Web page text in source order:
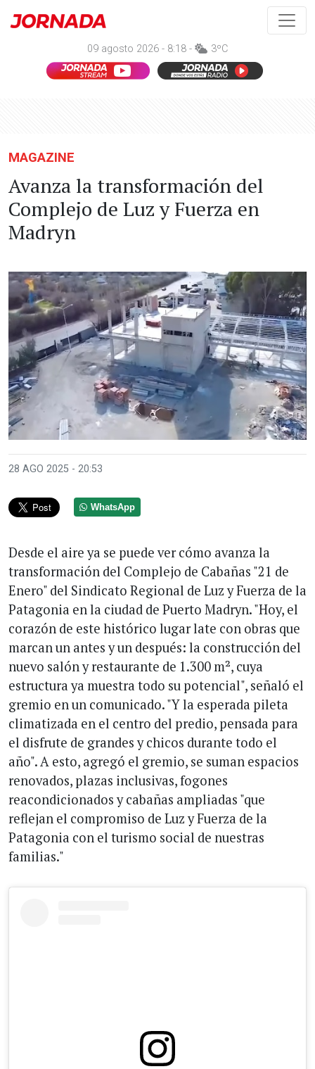
09 agosto 2026 - 8:18 - 3ºC
MAGAZINE
Avanza la transformación del
Complejo de Luz y Fuerza en
Madryn
28 AGO 2025 - 20:53
WhatsApp
Desde el aire ya se puede ver cómo avanza la
transformación del Complejo de Cabañas "21 de
Enero" del Sindicato Regional de Luz y Fuerza de la
Patagonia en la ciudad de Puerto Madryn. "Hoy, el
corazón de este histórico lugar late con obras que
marcan un antes y un después: la construcción del
nuevo salón y restaurante de 1.300 m², cuya
estructura ya muestra todo su potencial", señaló el
gremio en un comunicado. "Y la esperada pileta
climatizada en el centro del predio, pensada para
el disfrute de grandes y chicos durante todo el
año". A esto, agregó el gremio, se suman espacios
renovados, plazas inclusivas, fogones
reacondicionados y cabañas ampliadas "que
reflejan el compromiso de Luz y Fuerza de la
Patagonia con el turismo social de nuestras
familias."